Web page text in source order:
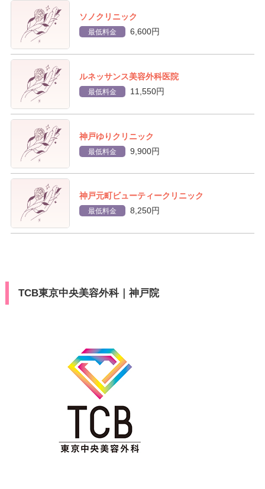
ソノクリニック
最低料金 6,600円
ルネッサンス美容外科医院
最低料金 11,550円
神戸ゆりクリニック
最低料金 9,900円
神戸元町ビューティークリニック
最低料金 8,250円
TCB東京中央美容外科｜神戸院